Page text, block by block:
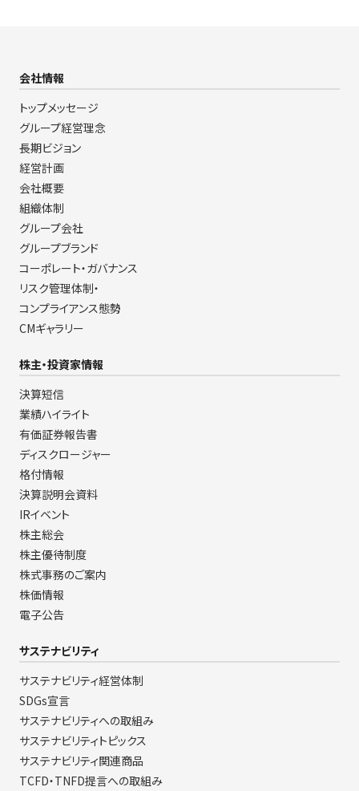
会社情報
トップメッセージ
グループ経営理念
長期ビジョン
経営計画
会社概要
組織体制
グループ会社
グループブランド
コーポレート・ガバナンス
リスク管理体制・
コンプライアンス態勢
CMギャラリー
株主・投資家情報
決算短信
業績ハイライト
有価証券報告書
ディスクロージャー
格付情報
決算説明会資料
IRイベント
株主総会
株主優待制度
株式事務のご案内
株価情報
電子公告
サステナビリティ
サステナビリティ経営体制
SDGs宣言
サステナビリティへの取組み
サステナビリティトピックス
サステナビリティ関連商品
TCFD・TNFD提言への取組み